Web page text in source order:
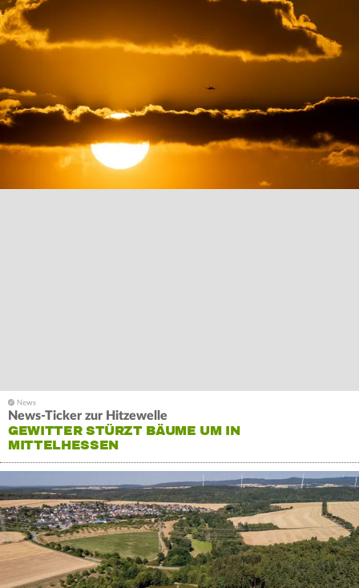
News-Ticker zur Hitzewelle
GEWITTER STÜRZT BÄUME UM IN
MITTELHESSEN